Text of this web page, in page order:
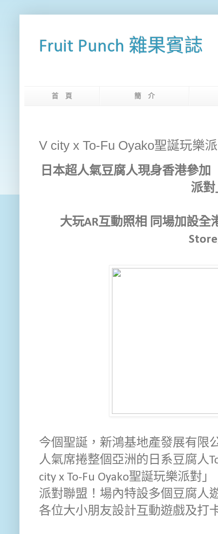
Fruit Punch 雜果賓誌
首 頁 簡 介
V city x To-Fu Oyako聖誕玩樂
日本超人氣豆腐人現身香港參加
派對
大玩AR互動照相 同場加設全
今個聖誕，新鴻基地產發展有限
人氣席捲整個亞洲的日系豆腐人
city x To-Fu Oyako聖誕玩樂派對
派對聯盟！場內特設多個豆腐人
各位大小朋友設計互動遊戲及打